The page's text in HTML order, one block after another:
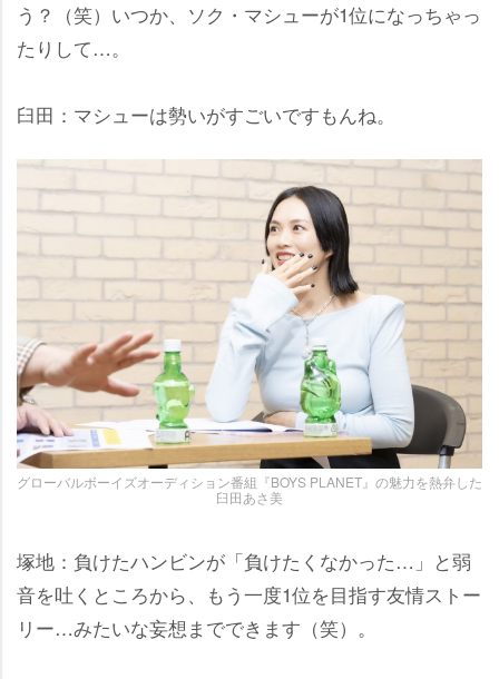
う？（笑）いつか、ソク・マシューが1位になっちゃっ
たりして…。
臼田：マシューは勢いがすごいですもんね。
グローバルボーイズオーディション番組『BOYS PLANET』の魅力を熱弁した
臼田あさ美
塚地：負けたハンビンが「負けたくなかった…」と弱
音を吐くところから、もう一度1位を目指す友情ストー
リー…みたいな妄想までできます（笑）。